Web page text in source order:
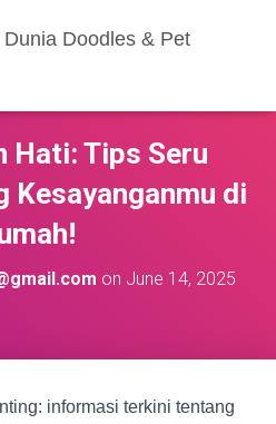
Doodles & Pet
Hati: Tips Seru
Kesayanganmu di
on June 14, 2025
informasi terkini tentang